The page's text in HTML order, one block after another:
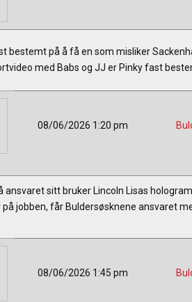
bestemt på å få en som misliker
med Babs og JJ er Pinky fast
08/06/2026 1:20 pm
ansvaret sitt bruker Lincoln Lisas
på jobben, får Buldersøsknene ansvaret
08/06/2026 1:45 pm